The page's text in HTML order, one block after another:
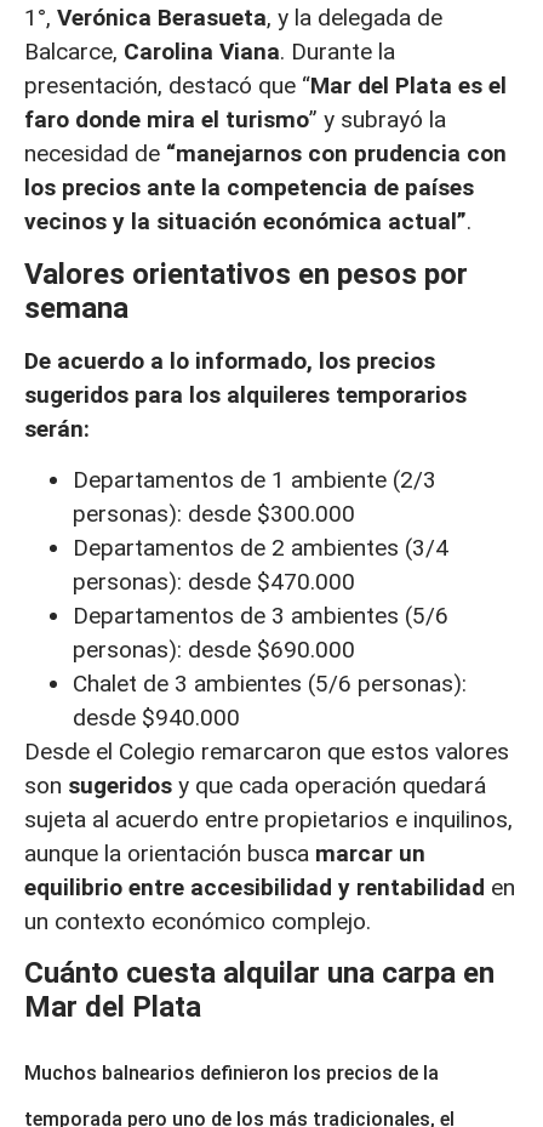
1°, Verónica Berasueta, y la delegada de
Balcarce, Carolina Viana. Durante la
presentación, destacó que “Mar del Plata es el
faro donde mira el turismo” y subrayó la
necesidad de “manejarnos con prudencia con
los precios ante la competencia de países
vecinos y la situación económica actual”.
Valores orientativos en pesos por
semana
De acuerdo a lo informado, los precios
sugeridos para los alquileres temporarios
serán:
Departamentos de 1 ambiente (2/3
personas): desde $300.000
Departamentos de 2 ambientes (3/4
personas): desde $470.000
Departamentos de 3 ambientes (5/6
personas): desde $690.000
Chalet de 3 ambientes (5/6 personas):
desde $940.000
Desde el Colegio remarcaron que estos valores
son sugeridos y que cada operación quedará
sujeta al acuerdo entre propietarios e inquilinos,
aunque la orientación busca marcar un
equilibrio entre accesibilidad y rentabilidad en
un contexto económico complejo.
Cuánto cuesta alquilar una carpa en
Mar del Plata
Muchos balnearios definieron los precios de la
temporada pero uno de los más tradicionales, el